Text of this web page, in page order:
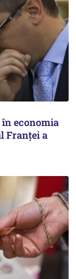
în economia
Franței a